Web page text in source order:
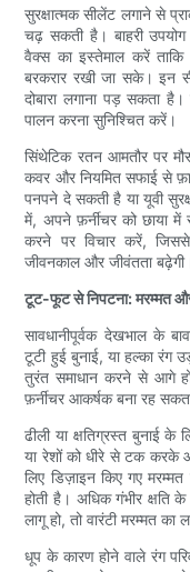
सुरक्षात्मक सीलेंट लगाने से
चढ़ सकती है। बाहरी उपयोग
वैक्स का इस्तेमाल करें
बरकरार रखी जा सके। इन
दोबारा लगाना पड़ सकता
पालन करना सुनिश्चित करें।
सिंथेटिक रतन आमतौर पर
कवर और नियमित सफाई से
पनपने दे सकती है या यूवी
में, अपने फ़र्नीचर को छाया
करने पर विचार करें, जिससे
जीवनकाल और जीवंतता बढ़ेगी।
टूट-फूट से निपटना: मरम्मत
सावधानीपूर्वक देखभाल के
टूटी हुई बुनाई, या हल्का
तुरंत समाधान करने से आगे
फ़र्नीचर आकर्षक बना रह
ढीली या क्षतिग्रस्त बुनाई के
या रेशों को धीरे से टक करके
लिए डिज़ाइन किए गए
होती है। अधिक गंभीर क्षति
लागू हो, तो वारंटी मरम्मत
धूप के कारण होने वाले रंग